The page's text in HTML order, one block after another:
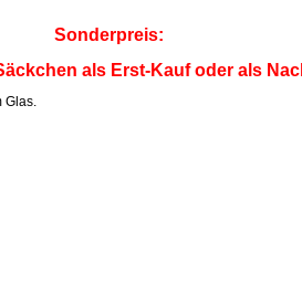
Sonderpreis:
als Erst-Kauf oder als